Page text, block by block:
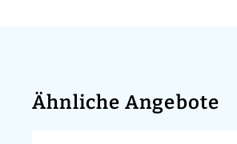
Ähnliche Angebote